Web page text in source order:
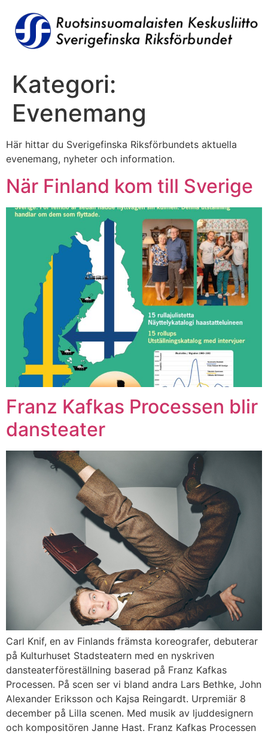
innehåll
Kategori:
Evenemang
Här hittar du Sverigefinska Riksförbundets aktuella
evenemang, nyheter och information.
När Finland kom till Sverige
Franz Kafkas Processen blir
dansteater
Carl Knif, en av Finlands främsta koreografer, debuterar
på Kulturhuset Stadsteatern med en nyskriven
dansteaterföreställning baserad på Franz Kafkas
Processen. På scen ser vi bland andra Lars Bethke, John
Alexander Eriksson och Kajsa Reingardt. Urpremiär 8
december på Lilla scenen. Med musik av ljuddesignern
och kompositören Janne Hast. Franz Kafkas Processen